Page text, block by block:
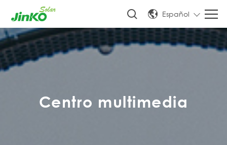
Español
Centro multimedia